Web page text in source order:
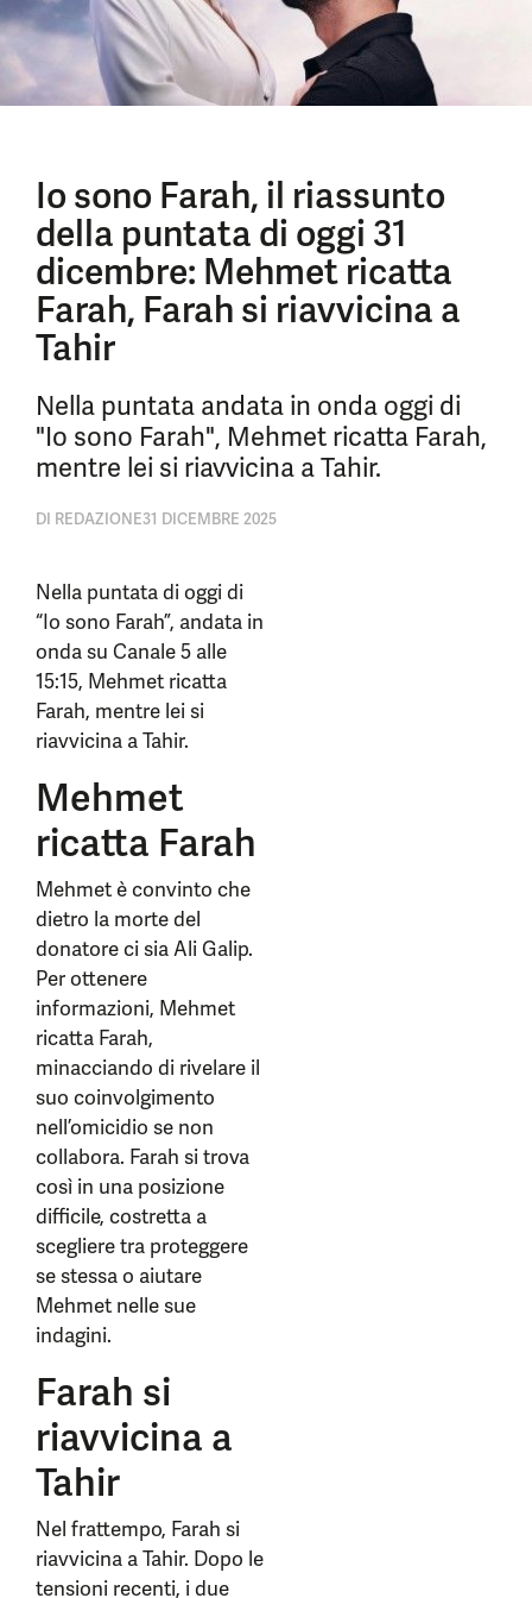
Io sono Farah, il riassunto
della puntata di oggi 31
dicembre: Mehmet ricatta
Farah, Farah si riavvicina a
Tahir
Nella puntata andata in onda oggi di
"Io sono Farah", Mehmet ricatta Farah,
mentre lei si riavvicina a Tahir.
DI REDAZIONE31 DICEMBRE 2025
Nella puntata di oggi di
“Io sono Farah”, andata in
onda su Canale 5 alle
15:15, Mehmet ricatta
Farah, mentre lei si
riavvicina a Tahir.
Mehmet
ricatta Farah
Mehmet è convinto che
dietro la morte del
donatore ci sia Ali Galip.
Per ottenere
informazioni, Mehmet
ricatta Farah,
minacciando di rivelare il
suo coinvolgimento
nell’omicidio se non
collabora. Farah si trova
così in una posizione
difficile, costretta a
scegliere tra proteggere
se stessa o aiutare
Mehmet nelle sue
indagini.
Farah si
riavvicina a
Tahir
Nel frattempo, Farah si
riavvicina a Tahir. Dopo le
tensioni recenti, i due